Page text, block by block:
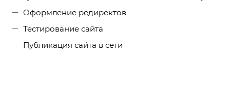
Оформление редиректов
Тестирование сайта
Публикация сайта в сети